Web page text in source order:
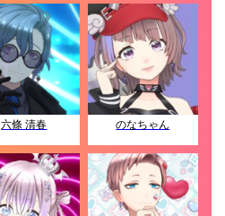
六條 清春 のなちゃん